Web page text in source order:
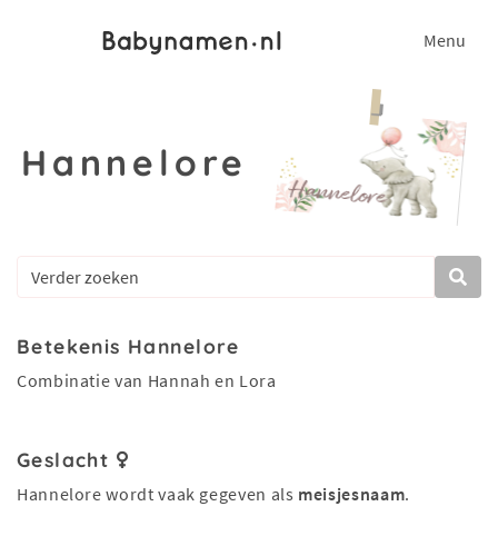
Menu
Hannelore
Betekenis Hannelore
Combinatie van Hannah en Lora
Geslacht
Hannelore wordt vaak gegeven als meisjesnaam.